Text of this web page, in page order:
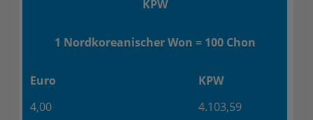
KPW
1 Nordkoreanischer Won = 100 Chon
Euro
KPW
4,00
4.103,59